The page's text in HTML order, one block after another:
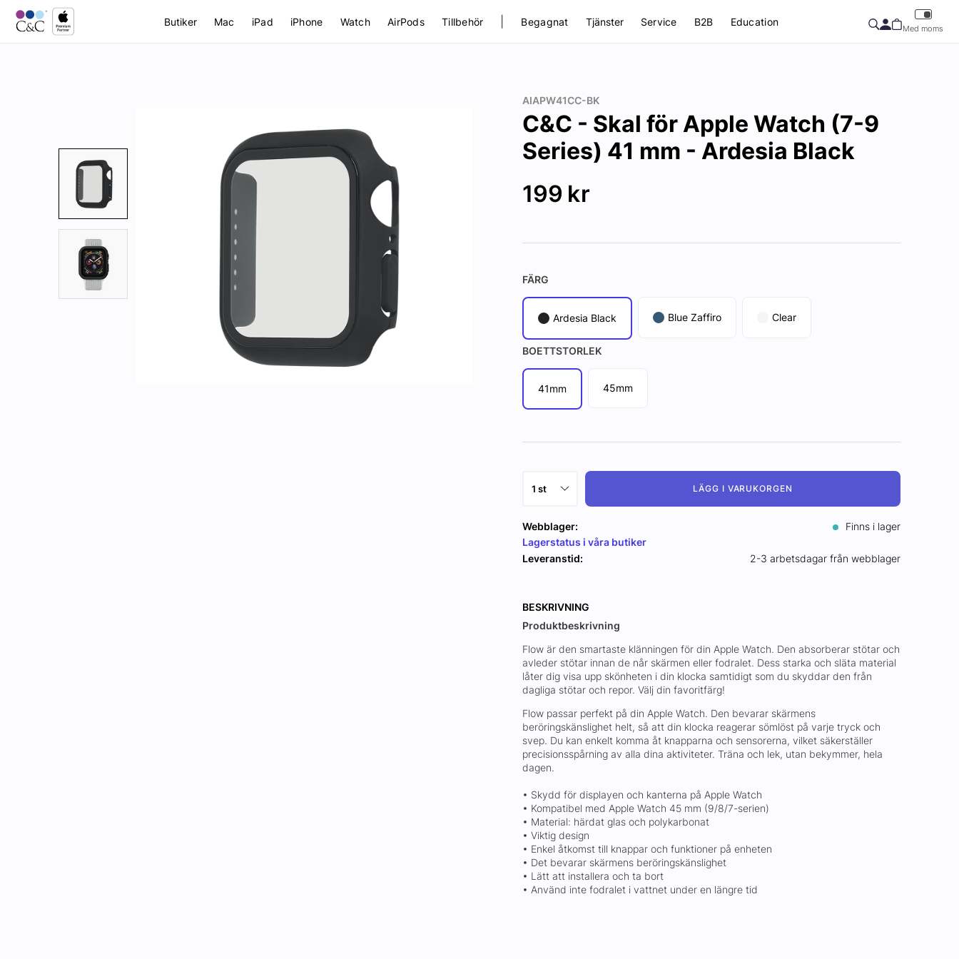
Butiker Mac iPad iPhone Watch AirPods Tillbehör Begagnat Tjänster Service B2B Education
Med moms
AIAPW41CC-BK
C&C - Skal för Apple Watch (7-9
Series) 41 mm - Ardesia Black
199 kr
FÄRG
Ardesia Black Blue Zaffiro Clear
BOETTSTORLEK
41mm 45mm
LÄGG I VARUKORGEN
Webblager:
Finns i lager
Lagerstatus i våra butiker
Leveranstid:
2-3 arbetsdagar från webblager
BESKRIVNING
Produktbeskrivning
Flow är den smartaste klänningen för din Apple Watch. Den absorberar stötar och
avleder stötar innan de når skärmen eller fodralet. Dess starka och släta material
låter dig visa upp skönheten i din klocka samtidigt som du skyddar den från
dagliga stötar och repor. Välj din favoritfärg!
Flow passar perfekt på din Apple Watch. Den bevarar skärmens
beröringskänslighet helt, så att din klocka reagerar sömlöst på varje tryck och
svep. Du kan enkelt komma åt knapparna och sensorerna, vilket säkerställer
precisionsspårning av alla dina aktiviteter. Träna och lek, utan bekymmer, hela
dagen.
• Skydd för displayen och kanterna på Apple Watch
• Kompatibel med Apple Watch 45 mm (9/8/7-serien)
• Material: härdat glas och polykarbonat
• Viktig design
• Enkel åtkomst till knappar och funktioner på enheten
• Det bevarar skärmens beröringskänslighet
• Lätt att installera och ta bort
• Använd inte fodralet i vattnet under en längre tid